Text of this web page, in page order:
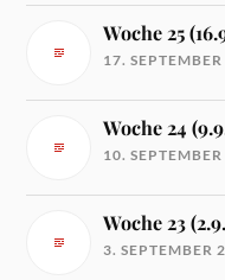
Woche 25
17.
Woche 24
10.
Woche 23
3. SEPTEMBER